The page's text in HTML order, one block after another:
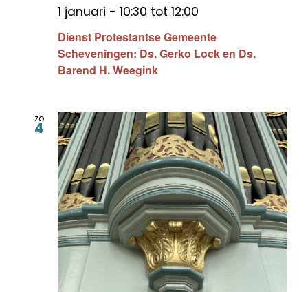
Dienst Protestantse Gemeente
Scheveningen: Ds. Gerko Lock en Ds.
Barend H. Weegink
1 januari - 10:30 tot 12:00
zo
4